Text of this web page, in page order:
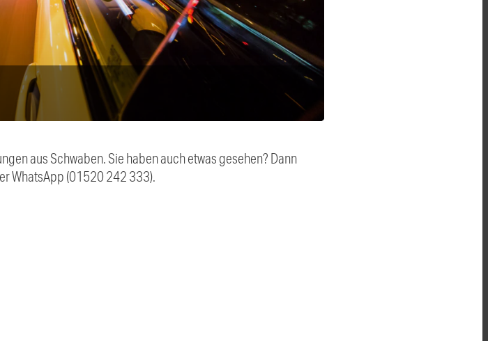
aus Schwaben. Sie haben auch etwas gesehen? Dann
WhatsApp (01520 242 333).